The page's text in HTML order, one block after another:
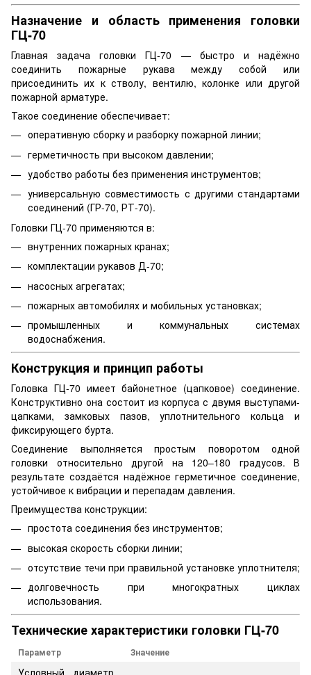
Назначение и область применения головки
ГЦ-70
Главная задача головки ГЦ-70 — быстро и надёжно
соединить пожарные рукава между собой или
присоединить их к стволу, вентилю, колонке или другой
пожарной арматуре.
Такое соединение обеспечивает:
оперативную сборку и разборку пожарной линии;
герметичность при высоком давлении;
удобство работы без применения инструментов;
универсальную совместимость с другими стандартами
соединений (ГР-70, РТ-70).
Головки ГЦ-70 применяются в:
внутренних пожарных кранах;
комплектации рукавов Д-70;
насосных агрегатах;
пожарных автомобилях и мобильных установках;
промышленных и коммунальных системах
водоснабжения.
Конструкция и принцип работы
Головка ГЦ-70 имеет байонетное (цапковое) соединение.
Конструктивно она состоит из корпуса с двумя выступами-
цапками, замковых пазов, уплотнительного кольца и
фиксирующего бурта.
Соединение выполняется простым поворотом одной
головки относительно другой на 120–180 градусов. В
результате создаётся надёжное герметичное соединение,
устойчивое к вибрации и перепадам давления.
Преимущества конструкции:
простота соединения без инструментов;
высокая скорость сборки линии;
отсутствие течи при правильной установке уплотнителя;
долговечность при многократных циклах
использования.
Технические характеристики головки ГЦ-70
Параметр Значение